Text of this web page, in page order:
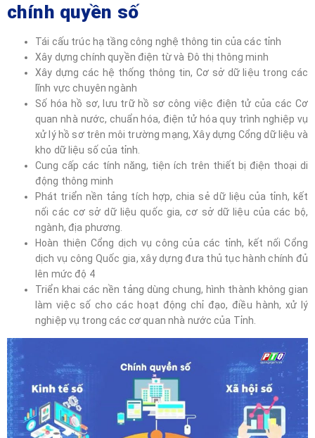
chính quyền số
Tái cấu trúc hạ tầng công nghệ thông tin của các tỉnh
Xây dựng chính quyền điện từ và Đô thị thông minh
Xây dựng các hệ thống thông tin, Cơ sở dữ liệu trong các
lĩnh vực chuyên ngành
Số hóa hồ sơ, lưu trữ hồ sơ công việc điện tử của các Cơ
quan nhà nước, chuẩn hóa, điện tử hóa quy trình nghiệp vụ
xử lý hồ sơ trên môi trường mạng, Xây dựng Cổng dữ liệu và
kho dữ liệu số của tỉnh.
Cung cấp các tính năng, tiện ích trên thiết bị điện thoại di
động thông minh
Phát triển nền tảng tích hợp, chia sẻ dữ liệu của tỉnh, kết
nối các cơ sở dữ liệu quốc gia, cơ sở dữ liệu của các bộ,
ngành, địa phương.
Hoàn thiện Cổng dịch vụ công của các tỉnh, kết nối Cổng
dịch vụ công Quốc gia, xây dựng đưa thủ tục hành chính đủ
lên mức độ 4
Triển khai các nền tảng dùng chung, hình thành không gian
làm việc số cho các hoạt động chỉ đạo, điều hành, xử lý
nghiệp vụ trong các cơ quan nhà nước của Tỉnh.